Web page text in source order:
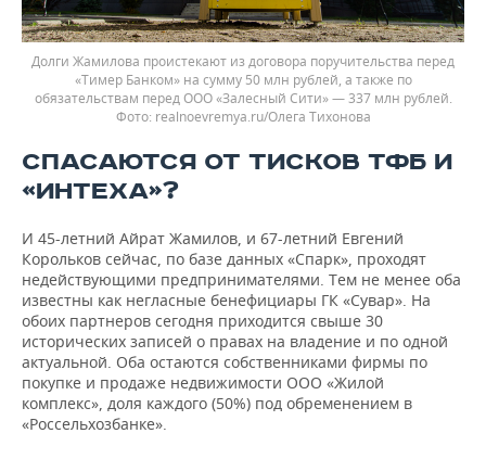
Долги Жамилова проистекают из договора поручительства перед
«Тимер Банком» на сумму 50 млн рублей, а также по
обязательствам перед ООО «Залесный Сити» — 337 млн рублей.
realnoevremya.ru/Олега Тихонова
СПАСАЮТСЯ ОТ ТИСКОВ ТФБ И
«ИНТЕХА»?
И 45-летний Айрат Жамилов, и 67-летний Евгений
Корольков сейчас, по базе данных «Спарк», проходят
недействующими предпринимателями. Тем не менее оба
известны как негласные бенефициары ГК «Сувар». На
обоих партнеров сегодня приходится свыше 30
исторических записей о правах на владение и по одной
актуальной. Оба остаются собственниками фирмы по
покупке и продаже недвижимости ООО «Жилой
комплекс», доля каждого (50%) под обременением в
«Россельхозбанке».